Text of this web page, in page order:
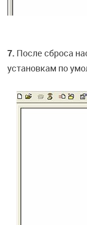
7. После сброса
установкам по